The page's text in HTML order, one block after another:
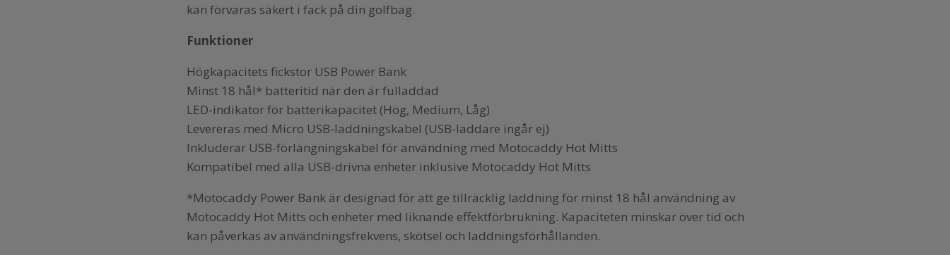
kan förvaras säkert i fack på din golfbag.
Funktioner
Högkapacitets fickstor USB Power Bank
Minst 18 hål* batteritid när den är fulladdad
LED-indikator för batterikapacitet (Hög, Medium, Låg)
Levereras med Micro USB-laddningskabel (USB-laddare ingår ej)
Inkluderar USB-förlängningskabel för användning med Motocaddy Hot Mitts
Kompatibel med alla USB-drivna enheter inklusive Motocaddy Hot Mitts
*Motocaddy Power Bank är designad för att ge tillräcklig laddning för minst 18 hål användning av
Motocaddy Hot Mitts och enheter med liknande effektförbrukning. Kapaciteten minskar över tid och
kan påverkas av användningsfrekvens, skötsel och laddningsförhållanden.